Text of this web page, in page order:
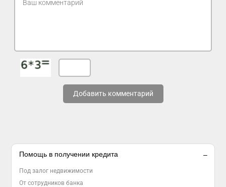
Добавить комментарий
Помощь в получении кредита
Под залог недвижимости
От сотрудников банка